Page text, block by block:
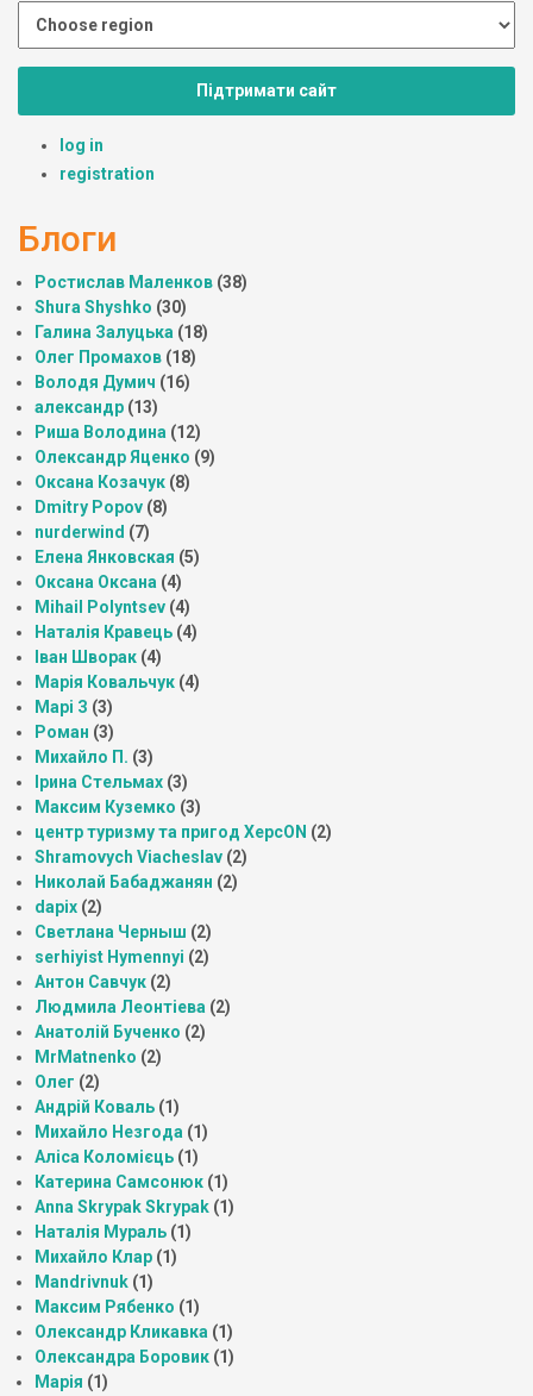
Підтримати сайт
log in
registration
Блоги
Ростислав Маленков (38)
Shura Shyshko (30)
Галина Залуцька (18)
Олег Промахов (18)
Володя Думич (16)
александр (13)
Риша Володина (12)
Олександр Яценко (9)
Оксана Козачук (8)
Dmitry Popov (8)
nurderwind (7)
Елена Янковская (5)
Оксана Оксана (4)
Mihail Polyntsev (4)
Наталія Кравець (4)
Іван Шворак (4)
Марія Ковальчук (4)
Марі З (3)
Роман (3)
Михайло П. (3)
Ірина Стельмах (3)
Максим Куземко (3)
центр туризму та пригод ХерсON (2)
Shramovych Viacheslav (2)
Николай Бабаджанян (2)
dapix (2)
Светлана Черныш (2)
serhiyist Hymennyi (2)
Антон Савчук (2)
Людмила Леонтіева (2)
Анатолій Бученко (2)
MrMatnenko (2)
Олег (2)
Андрій Коваль (1)
Михайло Незгода (1)
Аліса Коломієць (1)
Катерина Самсонюк (1)
Anna Skrypak Skrypak (1)
Наталія Мураль (1)
Михайло Клар (1)
Mandrivnuk (1)
Максим Рябенко (1)
Олександр Кликавка (1)
Олександра Боровик (1)
Марія (1)